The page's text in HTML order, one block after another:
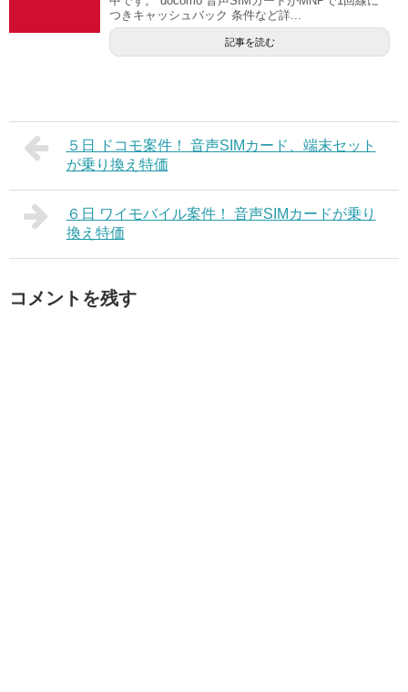
つきキャッシュバック 条件など詳...
記事を読む
５日 ドコモ案件！ 音声SIMカード、端末セット
が乗り換え特価
６日 ワイモバイル案件！ 音声SIMカードが乗り
換え特価
コメントを残す